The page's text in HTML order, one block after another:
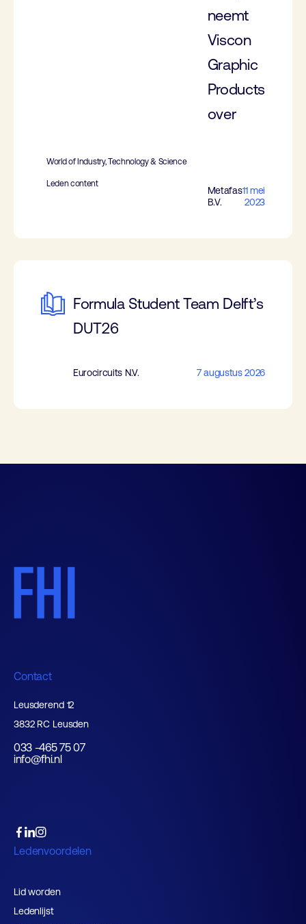
neemt
Viscon
Graphic
Products
over
World of Industry, Technology & Science
Leden content
Metafas
B.V.
11 mei
2023
Formula Student Team Delft’s
DUT26
Eurocircuits N.V. 7 augustus 2026
Contact
Leusderend 12
3832 RC Leusden
033 -465 75 07
info@fhi.nl
Ledenvoordelen
Lid worden
Ledenlijst